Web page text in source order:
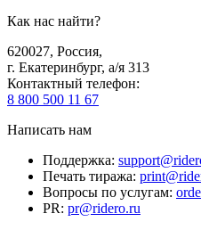
Как нас найти?
620027, Россия,
г. Екатеринбург, а/я 313
Контактный телефон:
8 800 500 11 67
Написать нам
Поддержка:
Печать тиража:
Вопросы по услугам:
PR: pr@ridero.ru